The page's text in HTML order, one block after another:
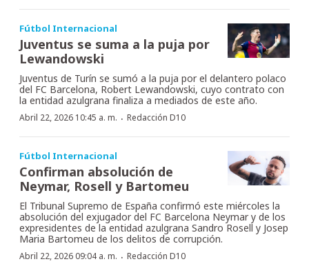
Fútbol Internacional
Juventus se suma a la puja por
Lewandowski
Juventus de Turín se sumó a la puja por el delantero polaco
del FC Barcelona, Robert Lewandowski, cuyo contrato con
la entidad azulgrana finaliza a mediados de este año.
Abril 22, 2026 10:45 a. m. · Redacción D10
Fútbol Internacional
Confirman absolución de
Neymar, Rosell y Bartomeu
El Tribunal Supremo de España confirmó este miércoles la
absolución del exjugador del FC Barcelona Neymar y de los
expresidentes de la entidad azulgrana Sandro Rosell y Josep
Maria Bartomeu de los delitos de corrupción.
Abril 22, 2026 09:04 a. m. · Redacción D10